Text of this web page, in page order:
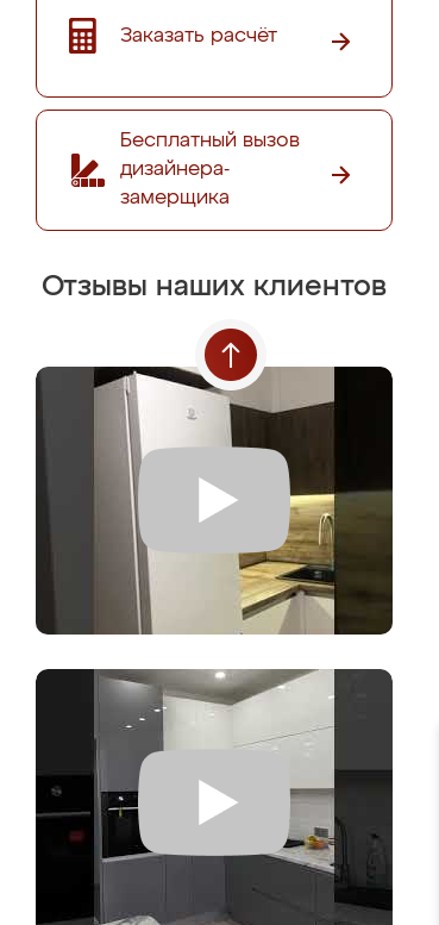
Заказать расчёт
Бесплатный вызов
дизайнера-
замерщика
Отзывы наших клиентов